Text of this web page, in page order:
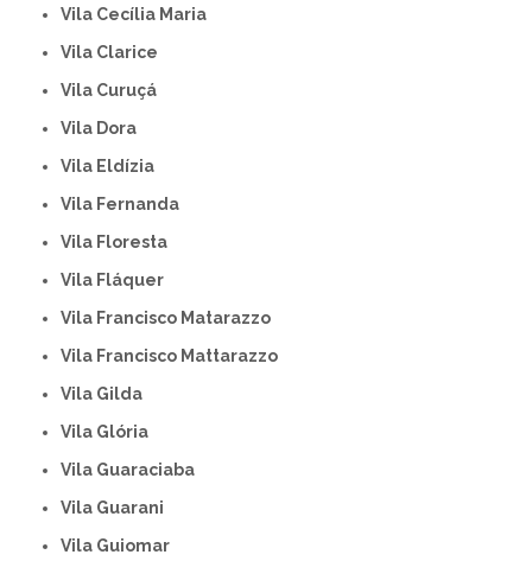
Vila Cecília Maria
Vila Clarice
Vila Curuçá
Vila Dora
Vila Eldízia
Vila Fernanda
Vila Floresta
Vila Fláquer
Vila Francisco Matarazzo
Vila Francisco Mattarazzo
Vila Gilda
Vila Glória
Vila Guaraciaba
Vila Guarani
Vila Guiomar